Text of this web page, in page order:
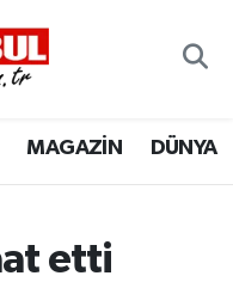
MAGAZİN DÜNYA
etti
Fikstür